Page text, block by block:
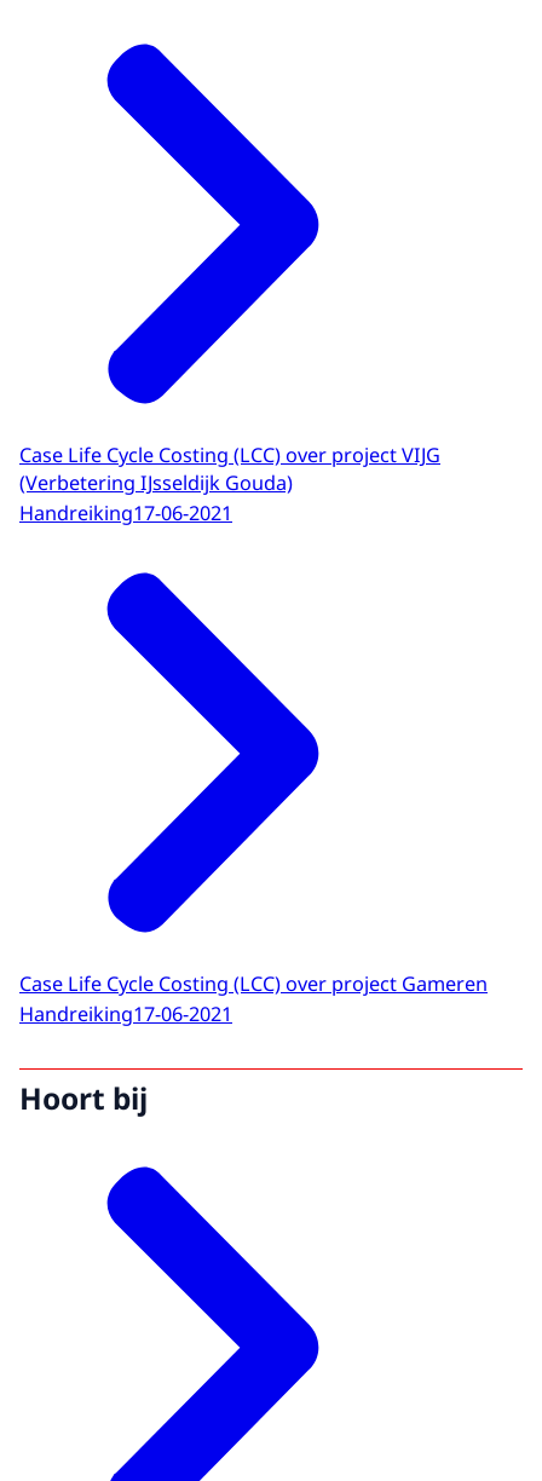
Case Life Cycle Costing (LCC) over project VIJG
(Verbetering IJsseldijk Gouda)
Handreiking17-06-2021
Case Life Cycle Costing (LCC) over project Gameren
Handreiking17-06-2021
Hoort bij